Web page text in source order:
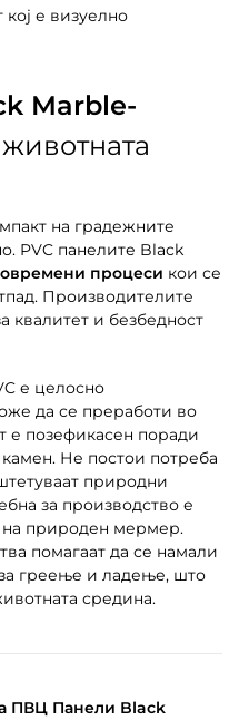
кој е визуелно
Marble-
на градежните
PVC панелите Black
процеси кои се
Производителите
квалитет и безбедност
е целосно
да се преработи во
е позефикасен поради
Не постои потреба
природни
за производство е
на природен мермер.
помагаат да се намали
греење и ладење, што
средина.
ПВЦ Панели Black